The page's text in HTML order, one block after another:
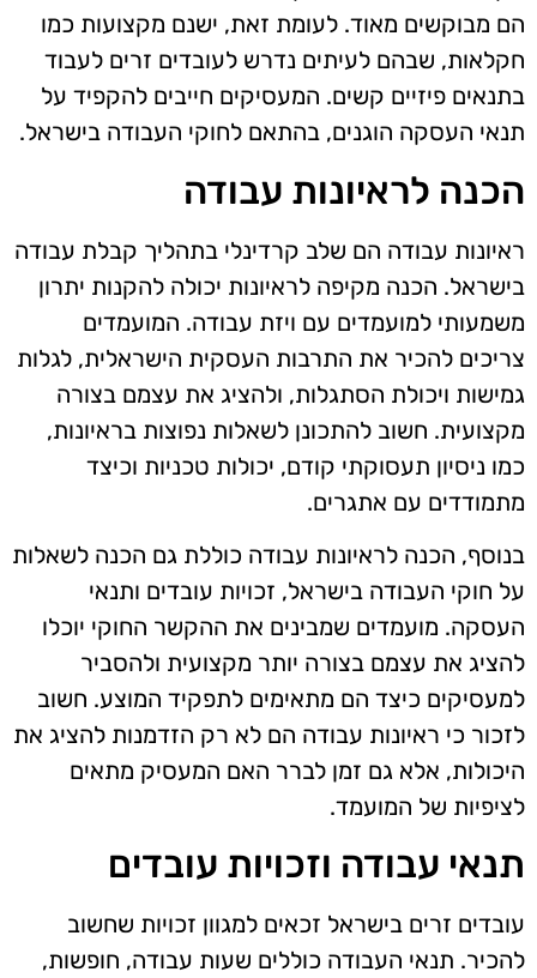
הם מבוקשים מאוד. לעומת זאת, ישנם מקצועות כמו
חקלאות, שבהם לעיתים נדרש לעובדים זרים לעבוד
בתנאים פיזיים קשים. המעסיקים חייבים להקפיד על
תנאי העסקה הוגנים, בהתאם לחוקי העבודה בישראל.
הכנה לראיונות עבודה
ראיונות עבודה הם שלב קרדינלי בתהליך קבלת עבודה
בישראל. הכנה מקיפה לראיונות יכולה להקנות יתרון
משמעותי למועמדים עם ויזת עבודה. המועמדים
צריכים להכיר את התרבות העסקית הישראלית, לגלות
גמישות ויכולת הסתגלות, ולהציג את עצמם בצורה
מקצועית. חשוב להתכונן לשאלות נפוצות בראיונות,
כמו ניסיון תעסוקתי קודם, יכולות טכניות וכיצד
מתמודדים עם אתגרים.
בנוסף, הכנה לראיונות עבודה כוללת גם הכנה לשאלות
על חוקי העבודה בישראל, זכויות עובדים ותנאי
העסקה. מועמדים שמבינים את ההקשר החוקי יוכלו
להציג את עצמם בצורה יותר מקצועית ולהסביר
למעסיקים כיצד הם מתאימים לתפקיד המוצע. חשוב
לזכור כי ראיונות עבודה הם לא רק הזדמנות להציג את
היכולות, אלא גם זמן לברר האם המעסיק מתאים
לציפיות של המועמד.
תנאי עבודה וזכויות עובדים
עובדים זרים בישראל זכאים למגוון זכויות שחשוב
להכיר. תנאי העבודה כוללים שעות עבודה, חופשות,